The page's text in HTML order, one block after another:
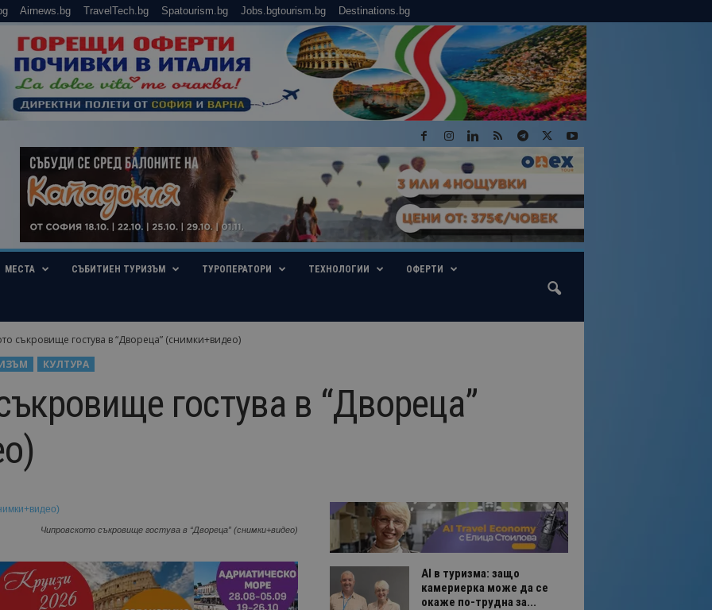
Airnews.bg TravelTech.bg Spatourism.bg Jobs.bgtourism.bg Destinations.bg
МЕСТА СЪБИТИЕН ТУРИЗЪМ ТУРОПЕРАТОРИ ТЕХНОЛОГИИ ОФЕРТИ
съкровище гостува в “Двореца” (снимки+видео)
КУЛТУРА
гостува в “Двореца”
Чипровското съкровище гостува в “Двореца” (снимки+видео)
AI в туризма: защо
камериерка може да се
окаже по-трудна за...